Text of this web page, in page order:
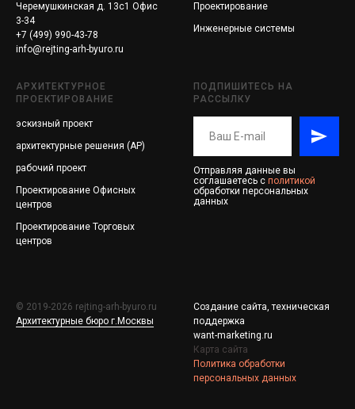
Черемушкинская д. 13с1 Офис
3-34
+7 (499) 990-43-78
info@rejting-arh-byuro.ru
Проектирование
Инженерные системы
АРХИТЕКТУРНОЕ
ПРОЕКТИРОВАНИЕ
эскизный проект
архитектурные решения (АР)
рабочий проект
Проектирование Офисных
центров
Проектирование Торговых
центров
ПОДПИШИТЕСЬ НА
РАССЫЛКУ
Отправляя данные вы
соглашаетесь с политикой
обработки персональных
данных
© 2019-2026 rejting-arh-byuro.ru
Архитектурные бюро г.Москвы
Создание сайта, техническая
поддержка
want-marketing.ru
Карта сайта
Политика обработки
персональных данных